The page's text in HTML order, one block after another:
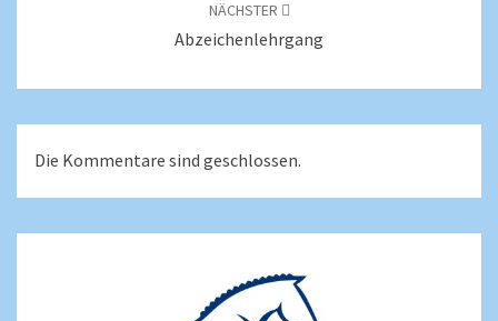
NÄCHSTER
Abzeichenlehrgang
Die Kommentare sind geschlossen.